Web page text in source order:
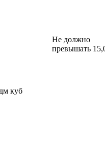
куб
Не должно
превышать